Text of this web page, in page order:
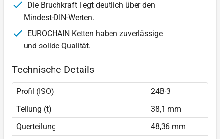
Die Bruchkraft liegt deutlich über den
Mindest-DIN-Werten.
EUROCHAIN Ketten haben zuverlässige
und solide Qualität.
Technische Details
Profil (ISO)
24B-3
Teilung (t)
38,1 mm
Querteilung
48,36 mm